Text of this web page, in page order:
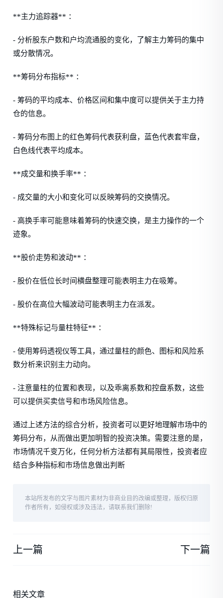
**主力追踪器** ：
- 分析股东户数和户均流通股的变化，了解主力筹码的集中
或分散情况。
**筹码分布指标** ：
- 筹码的平均成本、价格区间和集中度可以提供关于主力持
仓的信息。
- 筹码分布图上的红色筹码代表获利盘，蓝色代表套牢盘，
白色线代表平均成本。
**成交量和换手率** ：
- 成交量的大小和变化可以反映筹码的交换情况。
- 高换手率可能意味着筹码的快速交换，是主力操作的一个
迹象。
**股价走势和波动** ：
- 股价在低位长时间横盘整理可能表明主力在吸筹。
- 股价在高位大幅波动可能表明主力在派发。
**特殊标记与量柱特征** ：
- 使用筹码透视仪等工具，通过量柱的颜色、图标和风险系
数分析来识别主力动向。
- 注意量柱的位置和表现，以及乖离系数和控盘系数，这些
可以提供买卖信号和市场风险信息。
通过上述方法的综合分析，投资者可以更好地理解市场中的
筹码分布，从而做出更加明智的投资决策。需要注意的是，
市场情况千变万化，任何分析方法都有其局限性，投资者应
结合多种指标和市场信息做出判断
本站所发布的文字与图片素材为非商业目的改编或整理，版权归原
作者所有，如侵权或涉及违法，请联系我们删除!
上一篇 下一篇
相关文章